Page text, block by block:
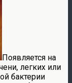
Появляется на
легких или
бактерии